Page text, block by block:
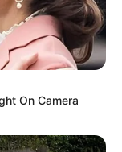
On Camera